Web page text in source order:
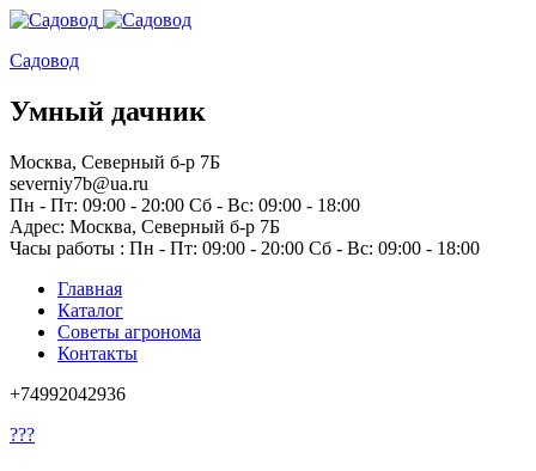
Садовод
Умный дачник
Москва, Северный б-р 7Б
severniy7b@ua.ru
Пн - Пт: 09:00 - 20:00 Сб - Вс: 09:00 - 18:00
Адрес: Москва, Северный б-р 7Б
Часы работы : Пн - Пт: 09:00 - 20:00 Сб - Вс: 09:00 - 18:00
Главная
Каталог
Советы агронома
Контакты
+74992042936
???